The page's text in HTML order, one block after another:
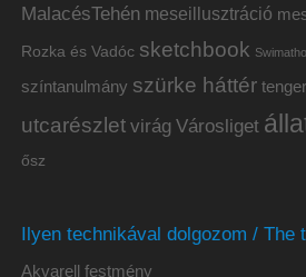
MalacésTehén meseillusztráció
Rozka és Vadóc sketchbook
színtanulmány szürke háttér tenger
utcarészlet virág Városliget
ősz
Ilyen technikával dolgozom / The
Akvarell festmény